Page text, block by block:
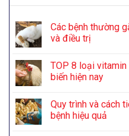
Các bệnh thường
và điều trị
TOP 8 loại
biến hiện nay
Quy trình và cách
bệnh hiệu quả